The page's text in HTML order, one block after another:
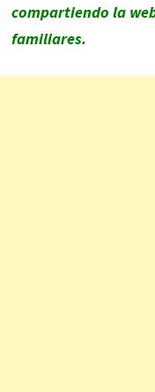
compartiendo la
familiares.